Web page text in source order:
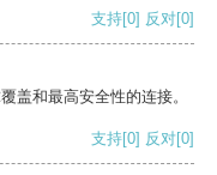
支持[0] 反对[0]
盖和最高安全性的连接。
支持[0] 反对[0]